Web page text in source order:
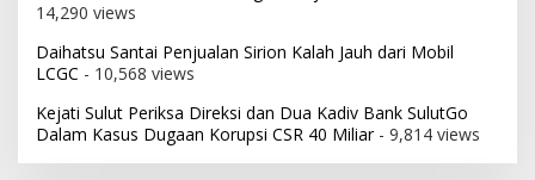
14,290 views
Daihatsu Santai Penjualan Sirion Kalah Jauh dari Mobil
LCGC - 10,568 views
Kejati Sulut Periksa Direksi dan Dua Kadiv Bank SulutGo
Dalam Kasus Dugaan Korupsi CSR 40 Miliar- 9,814 views